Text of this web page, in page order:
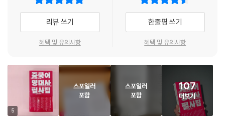
점연아, 온난니: 너는 나의 불꽃
너를 정말 사랑해
애니: 널 사랑해
화등초상
천 번의 굿나잇
결혼까진 했는데…요!
ㆍ명대사의 난도와 분량을 고려해 쉬운 명대사부터 배치했습니다.
ㆍ일본어 실력에 자신 있다면? 책 순서대로 필사하지 않아도 됩니다. 목차
를 훑어보고 좋아하거나 평소 궁금했던 작품을 고른 뒤 해당 작품의 명대
사부터 필사하면 책 한 권 필사도 뚝딱입니다.
3. 필사와 일본어 공부에 최적화된 구성
ㆍ명대사 원문에는 히라가나, 가타카나, 한자 가독성이 좋은 Meiryo UI
서체를 썼습니다.
ㆍ명대사의 뜻을 깊이 이해하고 필사할 수 있도록 주요 단어를 정리했습
니다.
리뷰 쓰기
혜택 및 유의사항
한줄평 쓰기
혜택 및 유의사항
5
스포일러
포함
스포일러
포함
107
더보기